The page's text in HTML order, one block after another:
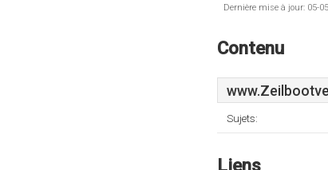
Dernière mise à jour: 05-
Contenu
Sujets:
Liens